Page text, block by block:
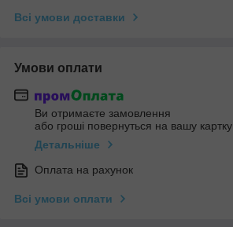
Всі умови доставки
Умови оплати
Ви отримаєте замовлення
або гроші повернуться на вашу картку
Детальніше
Оплата на рахунок
Всі умови оплати